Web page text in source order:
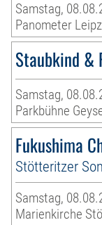
Samstag,
Panometer
Staubkind &
Samstag,
Parkbühne
Fukushima
Stötteritzer
Samstag,
Marienkirche